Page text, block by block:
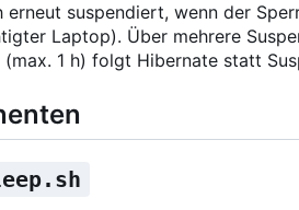
erneut suspendiert, wenn der
Laptop). Über mehrere
(max. 1 h) folgt Hibernate statt